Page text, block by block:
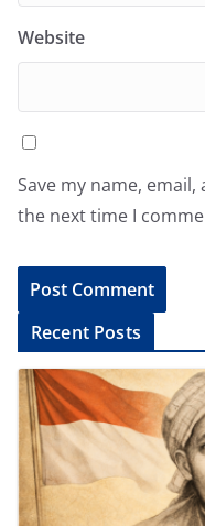
Website
Save my name,
the next time I
l
a
Recent Posts